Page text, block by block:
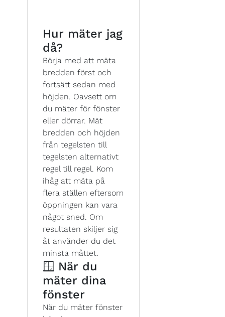
Hur mäter jag
då?
Börja med att mäta
bredden först och
fortsätt sedan med
höjden. Oavsett om
du mäter för fönster
eller dörrar. Mät
bredden och höjden
från tegelsten till
tegelsten alternativt
regel till regel. Kom
ihåg att mäta på
flera ställen eftersom
öppningen kan vara
något sned. Om
resultaten skiljer sig
åt använder du det
minsta måttet.
🪟 När du
mäter dina
fönster
När du mäter fönster